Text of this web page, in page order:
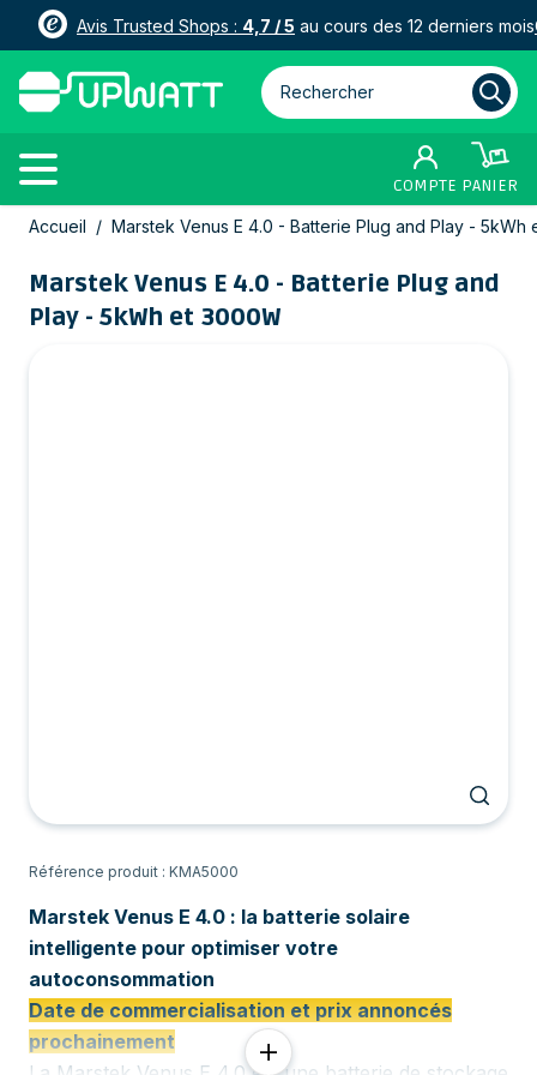
Avis Trusted Shops : 4,7 / 5 au cours des 12 derniers mois
Rechercher parmi plus de
COMPTE PANIER
Allez au contenu
Accueil / Marstek Venus E 4.0 - Batterie Plug and Play - 5kWh
Marstek Venus E 4.0 - Batterie Plug and
Play - 5kWh et 3000W
Référence produit : KMA5000
Marstek Venus E 4.0 : la batterie solaire
intelligente pour optimiser votre
autoconsommation
Date de commercialisation et prix annoncés
prochainement